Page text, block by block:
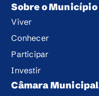
Sobre o Município
Viver
Conhecer
Participar
Investir
Câmara Municipal